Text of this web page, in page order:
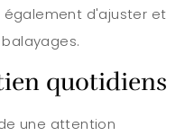
d'ajuster et
quotidiens
une attention